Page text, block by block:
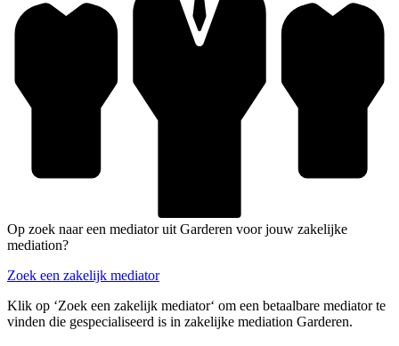
Op zoek naar een mediator uit Garderen voor jouw zakelijke
mediation?
Zoek een zakelijk mediator
Klik op ‘Zoek een zakelijk mediator‘ om een betaalbare mediator te
vinden die gespecialiseerd is in zakelijke mediation Garderen.